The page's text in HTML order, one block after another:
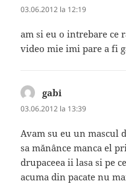
03.06.2012 la 12:19
am si eu o intrebare ce
video mie imi pare a fi
gabi
03.06.2012 la 13:39
Avam su eu un mascul
sa mănânce manca el
drupaceea ii lasa si pe
acuma din pacate nu